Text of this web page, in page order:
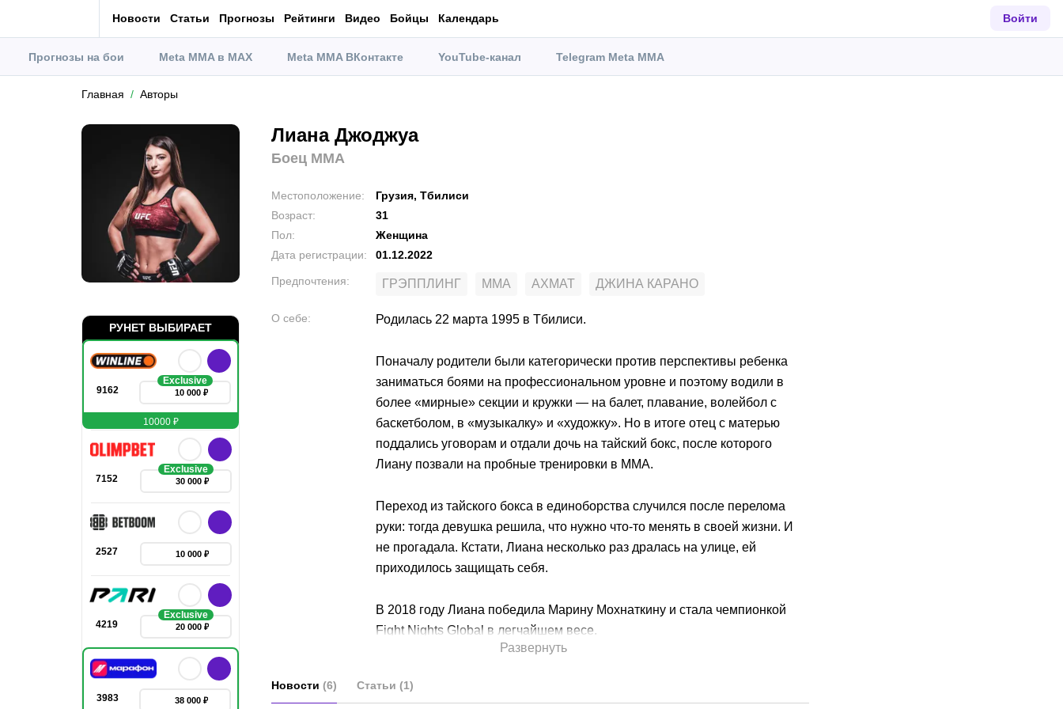
Новости Статьи Прогнозы Рейтинги Видео Бойцы Календарь Войти
Прогнозы на бои Meta MMA в MAX Meta MMA ВКонтакте YouTube-канал Telegram Meta MMA
Главная Авторы
Лиана Джоджуа
Боец MMA
Местоположение:
Грузия, Тбилиси
Возраст:
31
Пол:
Женщина
Дата регистрации: 01.12.2022
Предпочтения: ГРЭППЛИНГ MMA АХМАТ ДЖИНА КАРАНО
Развернуть
О себе: Родилась 22 марта 1995 в Тбилиси.
Поначалу родители были категорически против перспективы ребенка
заниматься боями на профессиональном уровне и поэтому водили в
более «мирные» секции и кружки — на балет, плавание, волейбол с
баскетболом, в «музыкалку» и «художку». Но в итоге отец с матерью
поддались уговорам и отдали дочь на тайский бокс, после которого
Лиану позвали на пробные тренировки в ММА.
Переход из тайского бокса в единоборства случился после перелома
руки: тогда девушка решила, что нужно что-то менять в своей жизни. И
не прогадала. Кстати, Лиана несколько раз дралась на улице, ей
приходилось защищать себя.
В 2018 году Лиана победила Марину Мохнаткину и стала чемпионкой
Fight Nights Global в легчайшем весе.
Новости (6) Статьи (1)
РУНЕТ ВЫБИРАЕТ
9162
Exclusive
10 000 ₽
10000 ₽
7152
Exclusive
30 000 ₽
2527 10 000 ₽
4219
Exclusive
20 000 ₽
3983 38 000 ₽